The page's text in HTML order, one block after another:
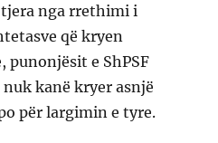
tjera nga rrethimi i
që kryen
punonjësit e ShPSF
kanë kryer asnjë
për largimin e tyre.